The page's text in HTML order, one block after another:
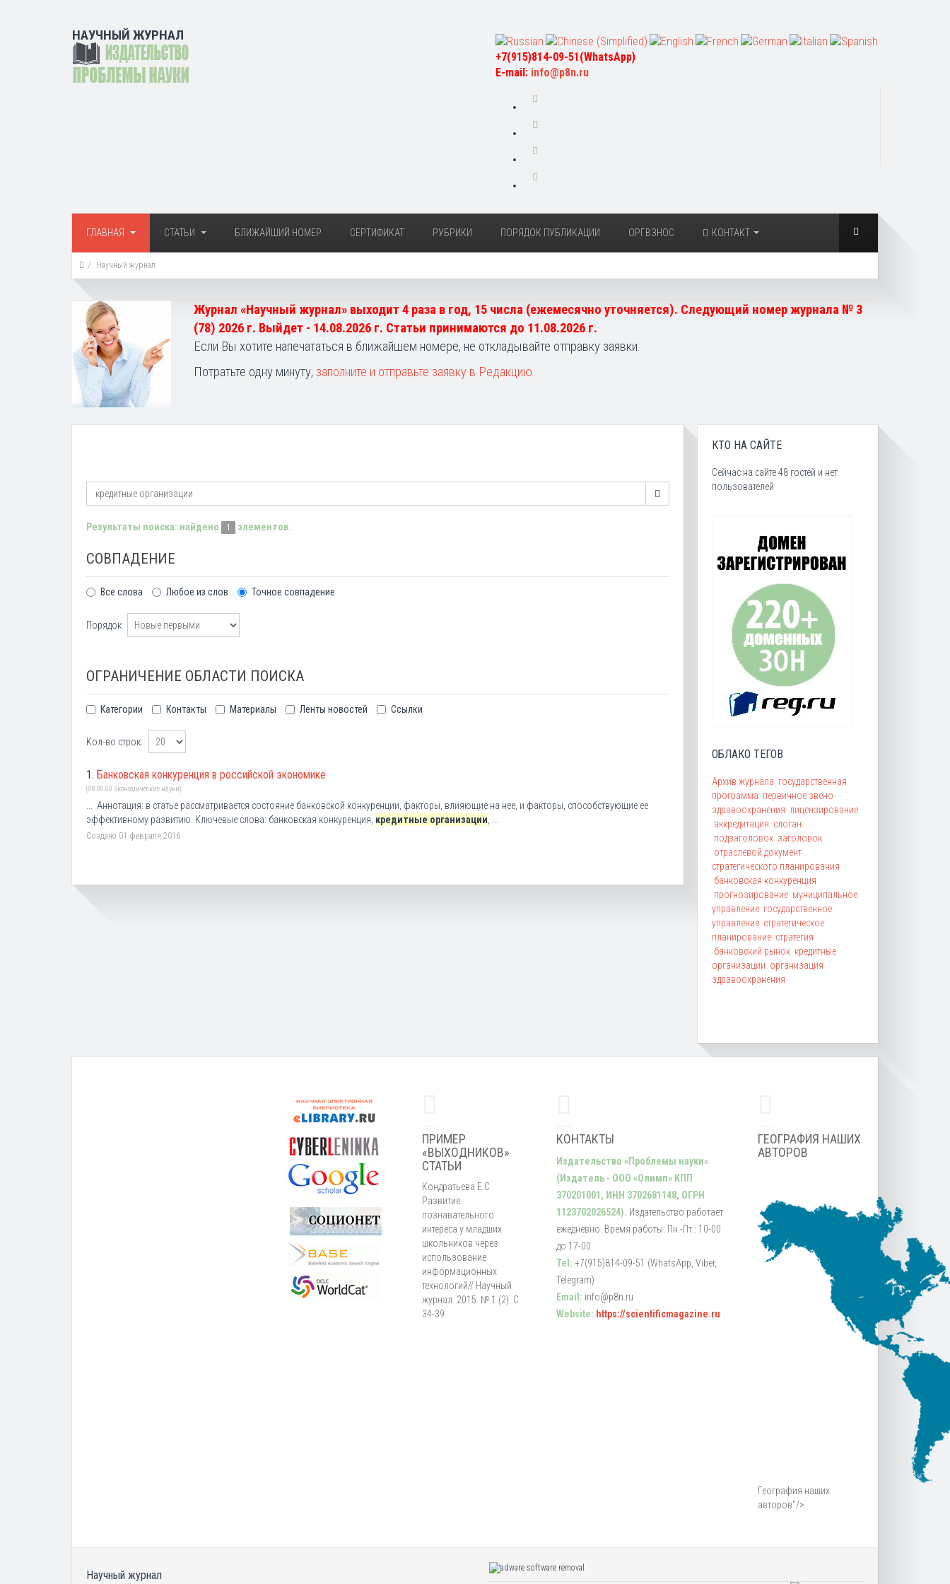
НАУЧНЫЙ ЖУРНАЛ
+7(915)814-09-51(WhatsApp)
E-mail: info@p8n.ru
ГЛАВНАЯ СТАТЬИ БЛИЖАЙШИЙ НОМЕР СЕРТИФИКАТ РУБРИКИ ПОРЯДОК ПУБЛИКАЦИИ ОРГВЗНОС КОНТАКТ
Научный журнал
Журнал «Научный журнал» выходит 4 раза в год, 15 числа (ежемесячно уточняется). Следующий номер журнала № 3
(78) 2026 г. Выйдет - 14.08.2026 г. Статьи принимаются до 11.08.2026 г.
Если Вы хотите напечататься в ближайшем номере, не откладывайте отправку заявки.
Потратьте одну минуту, заполните и отправьте заявку в Редакцию
Результаты поиска: найдено 1 элементов.
СОВПАДЕНИЕ
Все слова Любое из слов Точное совпадение
Порядок
ОГРАНИЧЕНИЕ ОБЛАСТИ ПОИСКА
Категории Контакты Материалы Ленты новостей Ссылки
Кол-во строк:
1. Банковская конкуренция в российской экономике
(08.00.00 Экономические науки)
... Аннотация: в статье рассматривается состояние банковской конкуренции, факторы, влияющие на нее, и факторы, способствующие ее
эффективному развитию. Ключевые слова: банковская конкуренция, кредитные организации, ...
Создано 01 февраля 2016
КТО НА САЙТЕ
Сейчас на сайте 48 гостей и нет
пользователей
ОБЛАКО ТЕГОВ
Архив журнала государственная
программа первичное звено
здравоохранения лицензирование
аккредитация слоган
подзаголовок заголовок
отраслевой документ
стратегического планирования
банковская конкуренция
прогнозирование муниципальное
управление государственное
управление стратегическое
планирование стратегия
банковский рынок кредитные
организации организация
здравоохранения
ПРИМЕР
«ВЫХОДНИКОВ»
СТАТЬИ
Кондратьева Е.С.
Развитие
познавательного
интереса у младших
школьников через
использование
информационных
технологий// Научный
журнал. 2015. № 1 (2). С.
34-39.
КОНТАКТЫ
Издательство «Проблемы науки»
(Издатель - ООО «Олимп» КПП
370201001, ИНН 3702681148, ОГРН
1123702026524). Издательство работает
ежедневно. Время работы: Пн.-Пт.: 10-00
до 17-00.
Tel: +7(915)814-09-51 (WhatsApp, Viber,
Telegram)
Email: info@p8n.ru
Website: https://scientificmagazine.ru
ГЕОГРАФИЯ НАШИХ
АВТОРОВ
География наших
авторов"/>
Научный журнал